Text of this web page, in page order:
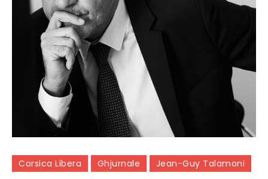
Corsica Libera Ghjurnale Jean-Guy Talamoni